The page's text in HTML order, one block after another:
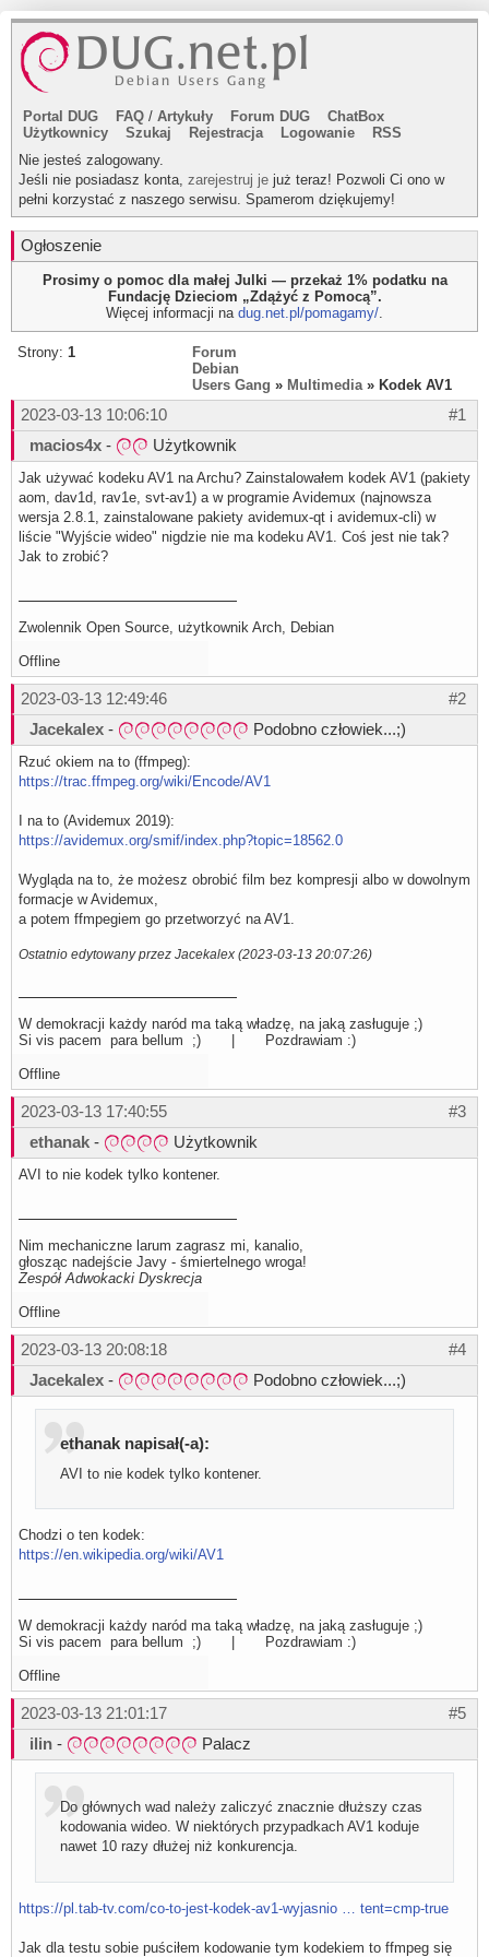
Portal DUG FAQ / Artykuły Forum DUG
ChatBox
Użytkownicy
Szukaj Rejestracja Logowanie
RSS
Nie jesteś zalogowany.
Jeśli nie posiadasz konta, zarejestruj je już teraz! Pozwoli Ci ono w
pełni korzystać z naszego serwisu. Spamerom dziękujemy!
Ogłoszenie
Prosimy o pomoc dla małej Julki — przekaż 1% podatku na
Fundację Dzieciom „Zdążyć z Pomocą”.
Więcej informacji na dug.net.pl/pomagamy/.
Strony: 1
Forum
Debian
Users Gang » Multimedia» Kodek AV1
#1
2023-03-13 10:06:10
macios4x - Użytkownik
Jak używać kodeku AV1 na Archu? Zainstalowałem kodek AV1 (pakiety
aom, dav1d, rav1e, svt-av1) a w programie Avidemux (najnowsza
wersja 2.8.1, zainstalowane pakiety avidemux-qt i avidemux-cli) w
liście "Wyjście wideo" nigdzie nie ma kodeku AV1. Coś jest nie tak?
Jak to zrobić?
Zwolennik Open Source, użytkownik Arch, Debian
Offline
#2
2023-03-13 12:49:46
Jacekalex - Podobno człowiek...;)
Rzuć okiem na to (ffmpeg):
https://trac.ffmpeg.org/wiki/Encode/AV1
I na to (Avidemux 2019):
https://avidemux.org/smif/index.php?topic=18562.0
Wygląda na to, że możesz obrobić film bez kompresji albo w dowolnym
formacje w Avidemux,
a potem ffmpegiem go przetworzyć na AV1.
Ostatnio edytowany przez Jacekalex (2023-03-13 20:07:26)
W demokracji każdy naród ma taką władzę, na jaką zasługuje ;)
Si vis pacem para bellum ;) | Pozdrawiam :)
Offline
#3
2023-03-13 17:40:55
ethanak - Użytkownik
AVI to nie kodek tylko kontener.
Nim mechaniczne larum zagrasz mi, kanalio,
głosząc nadejście Javy - śmiertelnego wroga!
Zespół Adwokacki Dyskrecja
Offline
#4
2023-03-13 20:08:18
Jacekalex - Podobno człowiek...;)
ethanak napisał(-a):
AVI to nie kodek tylko kontener.
Chodzi o ten kodek:
https://en.wikipedia.org/wiki/AV1
W demokracji każdy naród ma taką władzę, na jaką zasługuje ;)
Si vis pacem para bellum ;) | Pozdrawiam :)
Offline
#5
2023-03-13 21:01:17
ilin - Palacz
Do głównych wad należy zaliczyć znacznie dłuższy czas
kodowania wideo. W niektórych przypadkach AV1 koduje
nawet 10 razy dłużej niż konkurencja.
https://pl.tab-tv.com/co-to-jest-kodek-av1-wyjasnio … tent=cmp-true
Jak dla testu sobie puściłem kodowanie tym kodekiem to ffmpeg się